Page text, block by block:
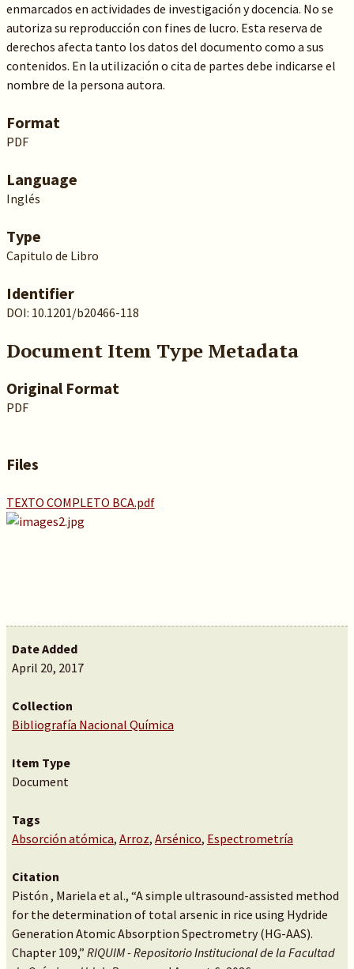
enmarcados en actividades de investigación y docencia. No se
autoriza su reproducción con fines de lucro. Esta reserva de
derechos afecta tanto los datos del documento como a sus
contenidos. En la utilización o cita de partes debe indicarse el
nombre de la persona autora.
Format
PDF
Language
Inglés
Type
Capitulo de Libro
Identifier
DOI: 10.1201/b20466-118
Document Item Type Metadata
Original Format
PDF
Files
TEXTO COMPLETO BCA.pdf
Date Added
April 20, 2017
Collection
Bibliografía Nacional Química
Item Type
Document
Tags
Absorción atómica, Arroz, Arsénico, Espectrometría
Citation
Pistón , Mariela et al., “A simple ultrasound-assisted method
for the determination of total arsenic in rice using Hydride
Generation Atomic Absorption Spectrometry (HG-AAS).
Chapter 109,” RIQUIM - Repositorio Institucional de la Facultad